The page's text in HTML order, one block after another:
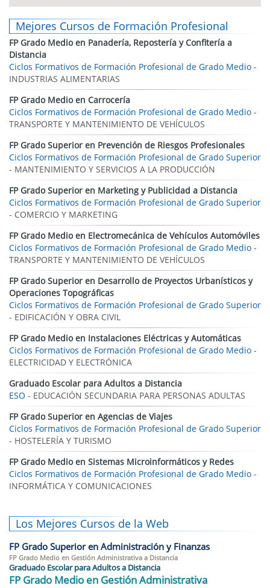
Mejores Cursos de Formación Profesional
FP Grado Medio en Panadería, Repostería y Confitería a
Distancia
Ciclos Formativos de Formación Profesional de Grado Medio -
INDUSTRIAS ALIMENTARIAS
FP Grado Medio en Carrocería
Ciclos Formativos de Formación Profesional de Grado Medio -
TRANSPORTE Y MANTENIMIENTO DE VEHÍCULOS
FP Grado Superior en Prevención de Riesgos Profesionales
Ciclos Formativos de Formación Profesional de Grado Superior
- MANTENIMIENTO Y SERVICIOS A LA PRODUCCIÓN
FP Grado Superior en Marketing y Publicidad a Distancia
Ciclos Formativos de Formación Profesional de Grado Superior
- COMERCIO Y MARKETING
FP Grado Medio en Electromecánica de Vehículos Automóviles
Ciclos Formativos de Formación Profesional de Grado Medio -
TRANSPORTE Y MANTENIMIENTO DE VEHÍCULOS
FP Grado Superior en Desarrollo de Proyectos Urbanísticos y
Operaciones Topográficas
Ciclos Formativos de Formación Profesional de Grado Superior
- EDIFICACIÓN Y OBRA CIVIL
FP Grado Medio en Instalaciones Eléctricas y Automáticas
Ciclos Formativos de Formación Profesional de Grado Medio -
ELECTRICIDAD Y ELECTRÓNICA
Graduado Escolar para Adultos a Distancia
ESO - EDUCACIÓN SECUNDARIA PARA PERSONAS ADULTAS
FP Grado Superior en Agencias de Viajes
Ciclos Formativos de Formación Profesional de Grado Superior
- HOSTELERÍA Y TURISMO
FP Grado Medio en Sistemas Microinformáticos y Redes
Ciclos Formativos de Formación Profesional de Grado Medio -
INFORMÁTICA Y COMUNICACIONES
Los Mejores Cursos de la Web
FP Grado Superior en Administración y Finanzas
FP Grado Medio en Gestión Administrativa a Distancia
Graduado Escolar para Adultos a Distancia
FP Grado Medio en Gestión Administrativa